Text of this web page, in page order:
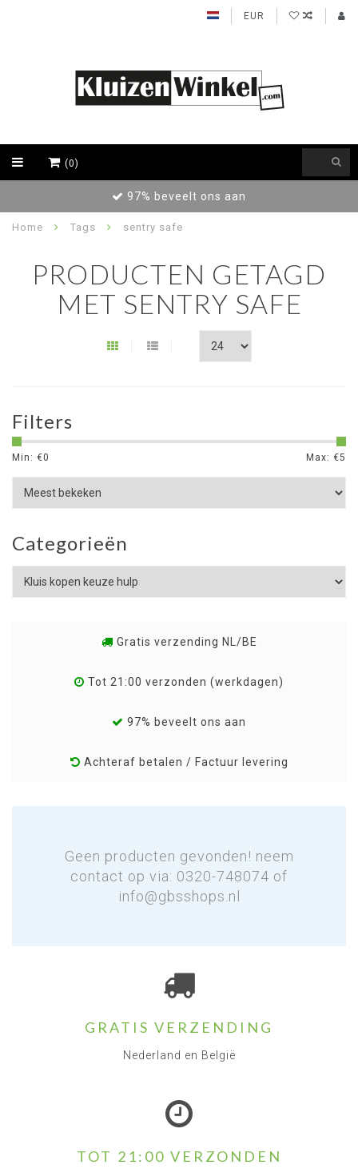
EUR
(0)
97% beveelt ons aan
Home Tags sentry safe
PRODUCTEN GETAGD
MET SENTRY SAFE
Filters
Min: €0 Max: €5
Categorieën
Gratis verzending NL/BE
Tot 21:00 verzonden (werkdagen)
97% beveelt ons aan
Achteraf betalen / Factuur levering
Geen producten gevonden! neem
contact op via: 0320-748074 of
info@gbsshops.nl
GRATIS VERZENDING
Nederland en België
TOT 21:00 VERZONDEN